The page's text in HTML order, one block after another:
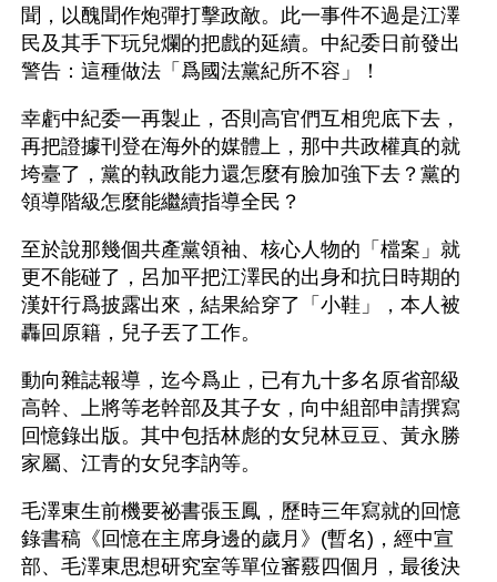
聞，以醜聞作炮彈打擊政敵。此一事件不過是江澤
民及其手下玩兒爛的把戲的延續。中紀委日前發出
警告：這種做法「爲國法黨紀所不容」！
幸虧中紀委一再製止，否則高官們互相兜底下去，
再把證據刊登在海外的媒體上，那中共政權真的就
垮臺了，黨的執政能力還怎麼有臉加強下去？黨的
領導階級怎麼能繼續指導全民？
至於說那幾個共產黨領袖、核心人物的「檔案」就
更不能碰了，呂加平把江澤民的出身和抗日時期的
漢奸行爲披露出來，結果給穿了「小鞋」，本人被
轟回原籍，兒子丟了工作。
動向雜誌報導，迄今爲止，已有九十多名原省部級
高幹、上將等老幹部及其子女，向中組部申請撰寫
回憶錄出版。其中包括林彪的女兒林豆豆、黃永勝
家屬、江青的女兒李訥等。
毛澤東生前機要祕書張玉鳳，歷時三年寫就的回憶
錄書稿《回憶在主席身邊的歲月》(暫名)，經中宣
部、毛澤東思想研究室等單位審覈四個月，最後決